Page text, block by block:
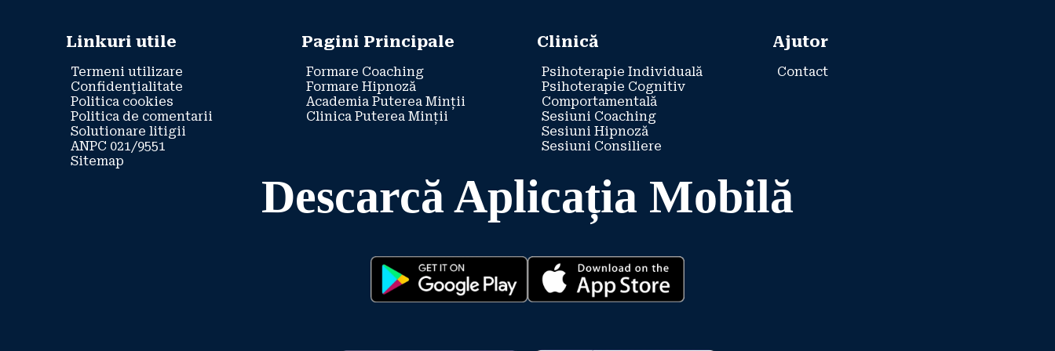
Linkuri utile
Termeni utilizare
Confidenţialitate
Politica cookies
Politica de comentarii
Solutionare litigii
ANPC 021/9551
Sitemap
Pagini Principale
Formare Coaching
Formare Hipnoză
Academia Puterea Minții
Clinica Puterea Minții
Clinică
Psihoterapie Individuală
Psihoterapie Cognitiv
Comportamentală
Sesiuni Coaching
Sesiuni Hipnoză
Sesiuni Consiliere
Ajutor
Contact
Descarcă Aplicația Mobilă